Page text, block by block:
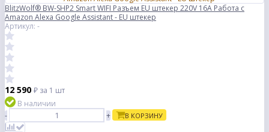
BlitzWolf® BW-SHP2 Smart WIFI Разъем EU штекер 220V 16A Работа с
Amazon Alexa Google Assistant - EU штекер
Артикул: -
12 590 ₽ за 1 шт
В наличии
-
+ В КОРЗИНУ